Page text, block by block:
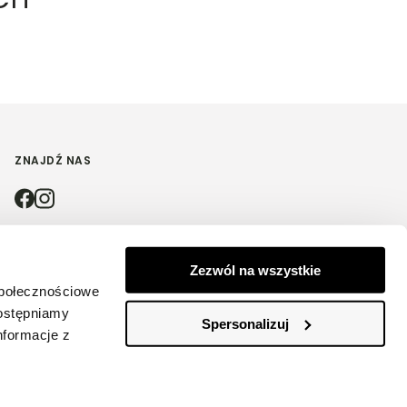
z
Zezwól na wszystkie
Spersonalizuj
ZNAJDŹ NAS
4.9 Na podstawie 4198opiniiz całego okresu